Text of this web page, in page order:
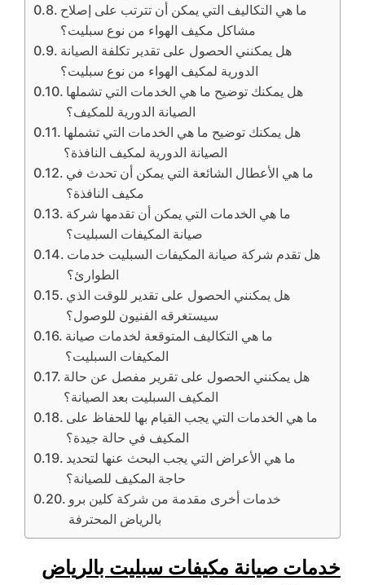
ما هي التكاليف التي يمكن أن تترتب على إصلاح
مشاكل مكيف الهواء من نوع سبليت؟
هل يمكنني الحصول على تقدير تكلفة الصيانة
الدورية لمكيف الهواء من نوع سبليت؟
هل يمكنك توضيح ما هي الخدمات التي تشملها
الصيانة الدورية للمكيف؟
هل يمكنك توضيح ما هي الخدمات التي تشملها
الصيانة الدورية لمكيف النافذة؟
ما هي الأعطال الشائعة التي يمكن أن تحدث في
مكيف النافذة؟
ما هي الخدمات التي يمكن أن تقدمها شركة
صيانة المكيفات السبليت؟
هل تقدم شركة صيانة المكيفات السبليت خدمات
الطوارئ؟
هل يمكنني الحصول على تقدير للوقت الذي
سيستغرقه الفنيون للوصول؟
ما هي التكاليف المتوقعة لخدمات صيانة
المكيفات السبليت؟
هل يمكنني الحصول على تقرير مفصل عن حالة
المكيف السبليت بعد الصيانة؟
ما هي الخدمات التي يجب القيام بها للحفاظ على
المكيف في حالة جيدة؟
ما هي الأعراض التي يجب البحث عنها لتحديد
حاجة المكيف للصيانة؟
خدمات أخرى مقدمة من شركة كلين برو
خدمات صيانة مكيفات سبليت بالرياض